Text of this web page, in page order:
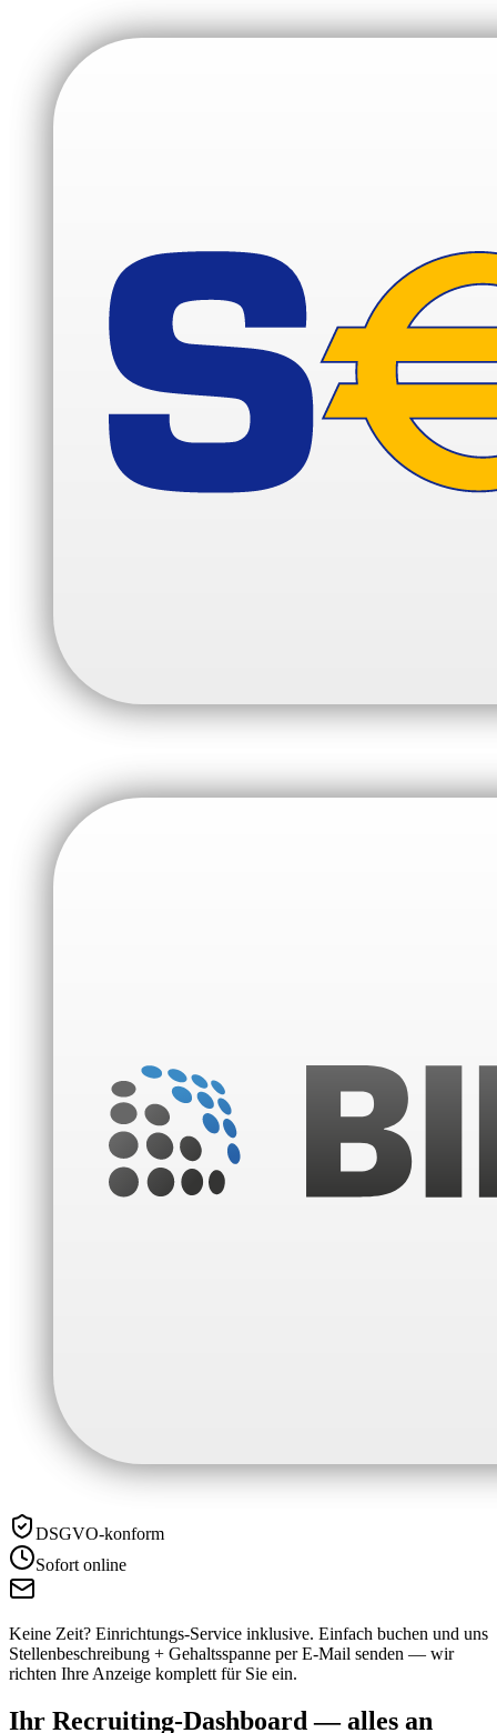
DSGVO-konform
Sofort online
Keine Zeit? Einrichtungs-Service inklusive. Einfach buchen und uns
Stellenbeschreibung + Gehaltsspanne per E-Mail senden — wir
richten Ihre Anzeige komplett für Sie ein.
Ihr Recruiting-Dashboard — alles an